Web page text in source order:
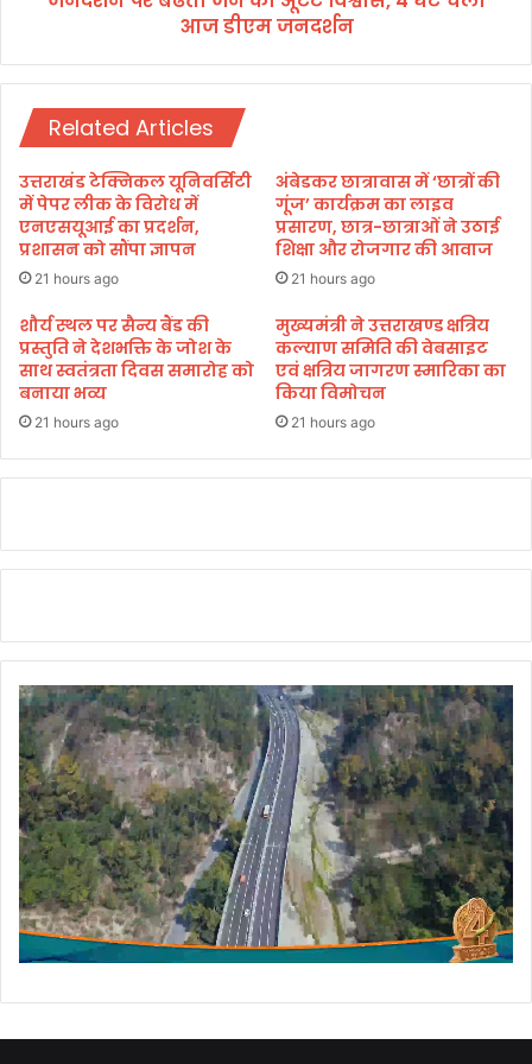
हा
ट
ट
वि
श्वा
स
,
4
टे
च
ला
आ
ज
न
द
आज डीएम जनदर्शन
Related Articles
उत्तराखंड टेक्निकल यूनिवर्सिटी
में पेपर लीक के विरोध में
एनएसयूआई का प्रदर्शन,
प्रशासन को सौंपा ज्ञापन
21 hours ago
अंबेडकर छात्रावास में ‘छात्रों की
गूंज’ कार्यक्रम का लाइव
प्रसारण, छात्र-छात्राओं ने उठाई
शिक्षा और रोजगार की आवाज
21 hours ago
शौर्य स्थल पर सैन्य बैंड की
प्रस्तुति ने देशभक्ति के जोश के
साथ स्वतंत्रता दिवस समारोह को
बनाया भव्य
21 hours ago
मुख्यमंत्री ने उत्तराखण्ड क्षत्रिय
कल्याण समिति की वेबसाइट
एवं क्षत्रिय जागरण स्मारिका का
किया विमोचन
21 hours ago